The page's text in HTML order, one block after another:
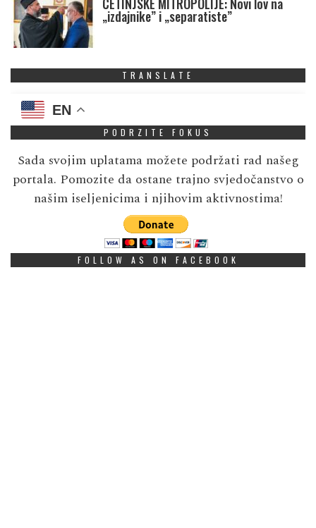
CETINJSKE MITROPOLIJE: Novi lov na
„izdajnike” i „separatiste”
TRANSLATE
EN
PODRZITE FOKUS
Sada svojim uplatama možete podržati rad našeg
portala. Pomozite da ostane trajno svjedočanstvo o
našim iseljenicima i njihovim aktivnostima!
FOLLOW AS ON FACEBOOK